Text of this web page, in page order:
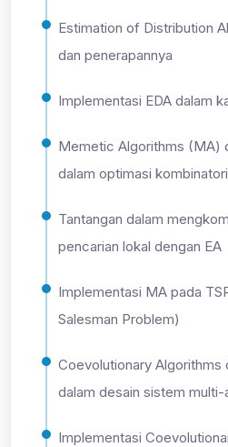
Estimation of Distribution
dan penerapannya
Implementasi EDA dalam
Memetic Algorithms (MA)
dalam optimasi
Tantangan dalam
pencarian lokal dengan EA
Implementasi MA pada
Salesman Problem)
Coevolutionary Algorithms
dalam desain sistem multi-
Implementasi